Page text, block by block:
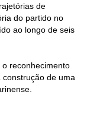
de
do partido no
ao longo de seis
reconhecimento
de uma